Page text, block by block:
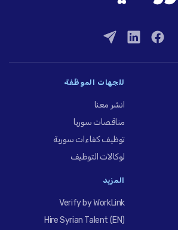
للجهات الموظِّفة
انشر معنا
مناقصات سوريا
توظيف كفاءات سورية
لوكالات التوظيف
المزيد
Verify by WorkLink
Hire Syrian Talent (EN)